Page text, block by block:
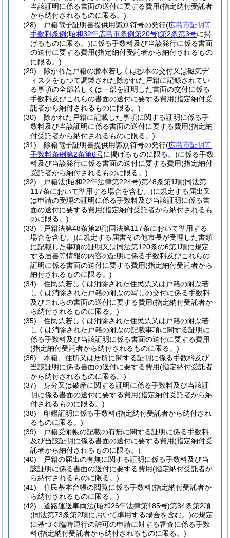
当該証明に係る書面の送付に要する費用(指定納付受託者
から納付されるものに限る。)
(28)
戸籍電子証明書提供用識別符号の発行(広島市証明等
手数料条例(昭和32年広島市条例第20号)第2条第3号に掲
げるものに限る。)に係る手数料及び当該発行に係る書面
の送付に要する費用(指定納付受託者から納付されるもの
に限る。)
(29)
除かれた戸籍の謄本若しくは抄本の交付又は磁気デ
ィスクをもつて調製された除かれた戸籍に記録されてい
る事項の全部若しくは一部を証明した書面の交付に係る
手数料及びこれらの書面の送付に要する費用(指定納付受
託者から納付されるものに限る。)
(30)
除かれた戸籍に記載した事項に関する証明に係る手
数料及び当該証明に係る書面の送付に要する費用(指定納
付受託者から納付されるものに限る。)
(31)
除籍電子証明書提供用識別符号の発行(広島市証明等
手数料条例第2条第6号に掲げるものに限る。)に係る手数
料及び当該発行に係る書面の送付に要する費用(指定納付
受託者から納付されるものに限る。)
(32)
戸籍法(昭和22年法律第224号)第48条第1項(同法第
117条において準用する場合を含む。)に規定する届出又
は申請の受理の証明に係る手数料及び当該証明に係る書
面の送付に要する費用(指定納付受託者から納付されるも
のに限る。)
(33)
戸籍法第48条第2項(同法第117条において準用する
場合を含む。)に規定する届書その他市長が受理した書類
に記載した事項の証明又は同法第120条の6第1項に規定
する届書等情報の内容の証明に係る手数料及びこれらの
証明に係る書面の送付に要する費用(指定納付受託者から
納付されるものに限る。)
(34)
住民票若しくは消除された住民票又は戸籍の附票若
しくは消除された戸籍の附票の写しの交付に係る手数料
及びこれらの書面の送付に要する費用(指定納付受託者か
ら納付されるものに限る。)
(35)
住民票若しくは消除された住民票又は戸籍の附票若
しくは消除された戸籍の附票の記載事項に関する証明に
係る手数料及び当該証明に係る書面の送付に要する費用
(指定納付受託者から納付されるものに限る。)
(36)
本籍、住所又は居所に関する証明に係る手数料及び
当該証明に係る書面の送付に要する費用(指定納付受託者
から納付されるものに限る。)
(37)
身分又は破産に関する証明に係る手数料及び当該証
明に係る書面の送付に要する費用(指定納付受託者から納
付されるものに限る。)
(38)
印鑑証明に係る手数料(指定納付受託者から納付され
るものに限る。)
(39)
戸籍受附帳の記載の有無に関する証明に係る手数料
及び当該証明に係る書面の送付に要する費用(指定納付受
託者から納付されるものに限る。)
(40)
戸籍の届出の有無に関する証明に係る手数料及び当
該証明に係る書面の送付に要する費用(指定納付受託者か
ら納付されるものに限る。)
(41)
住民基本台帳の閲覧に係る手数料(指定納付受託者か
ら納付されるものに限る。)
(42)
道路運送車両法(昭和26年法律第185号)第34条第2項
(同法第73条第2項において準用する場合を含む。)の規定
に基づく臨時運行の許可の申請に対する審査に係る手数
料(指定納付受託者から納付されるものに限る。)